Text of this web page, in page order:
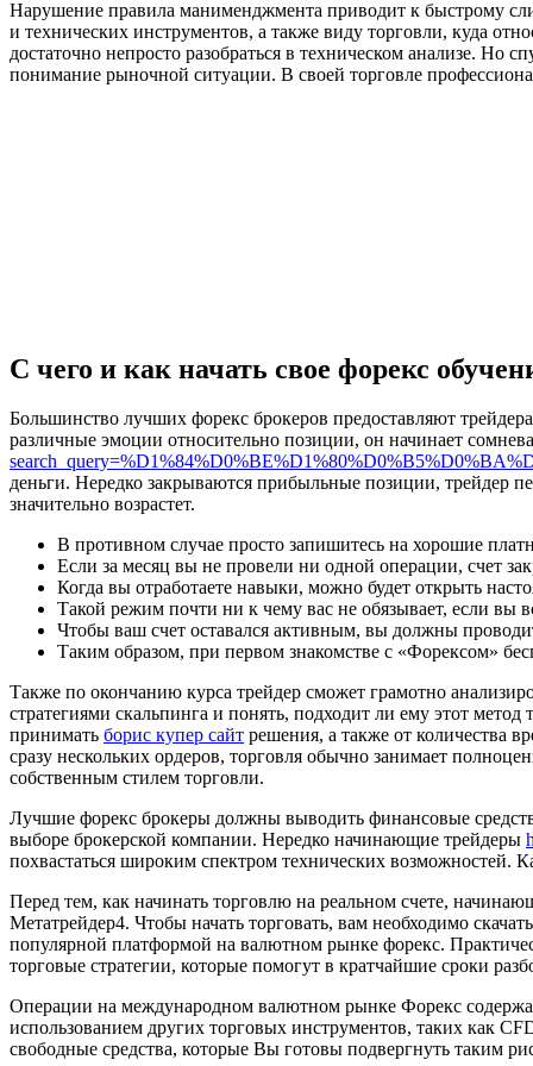
Нарушение правила манименджмента приводит к быстрому
и технических инструментов, а также виду торговли, куда
достаточно непросто разобраться в техническом анализе. Но
понимание рыночной ситуации. В своей торговле
С чего и как начать свое форекс
Большинство лучших форекс брокеров предоставляют
различные эмоции относительно позиции, он начинает
деньги. Нередко закрываются прибыльные позиции, трейдер
значительно возрастет.
В противном случае просто запишитесь на хорошие
Если за месяц вы не провели ни одной операции, счет
Когда вы отработаете навыки, можно будет открыть
Такой режим почти ни к чему вас не обязывает, если вы
Чтобы ваш счет оставался активным, вы должны
Таким образом, при первом знакомстве с «Форексом»
Также по окончанию курса трейдер сможет грамотно
стратегиями скальпинга и понять, подходит ли ему этот
принимать борис купер сайт решения, а также от количества
сразу нескольких ордеров, торговля обычно занимает
собственным стилем торговли.
Лучшие форекс брокеры должны выводить финансовые
выборе брокерской компании. Нередко начинающие трейдеры
похвастаться широким спектром технических возможностей.
Перед тем, как начинать торговлю на реальном счете,
Метатрейдер4. Чтобы начать торговать, вам необходимо
популярной платформой на валютном рынке форекс.
торговые стратегии, которые помогут в кратчайшие сроки
Операции на международном валютном рынке Форекс
использованием других торговых инструментов, таких как
свободные средства, которые Вы готовы подвергнуть таким